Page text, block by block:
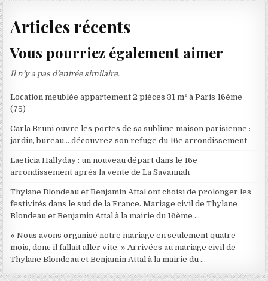
Articles récents
Vous pourriez également aimer
Il n’y a pas d’entrée similaire.
Location meublée appartement 2 pièces 31 m² à Paris 16ème
(75)
Carla Bruni ouvre les portes de sa sublime maison parisienne :
jardin, bureau… découvrez son refuge du 16e arrondissement
Laeticia Hallyday : un nouveau départ dans le 16e
arrondissement après la vente de La Savannah
Thylane Blondeau et Benjamin Attal ont choisi de prolonger les
festivités dans le sud de la France. Mariage civil de Thylane
Blondeau et Benjamin Attal à la mairie du 16ème …
« Nous avons organisé notre mariage en seulement quatre
mois, donc il fallait aller vite. » Arrivées au mariage civil de
Thylane Blondeau et Benjamin Attal à la mairie du …